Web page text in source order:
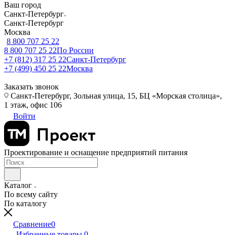
Ваш город
Санкт-Петербург
Санкт-Петербург
Москва
8 800 707 25 22
8 800 707 25 22По России
+7 (812) 317 25 22Санкт-Петербург
+7 (499) 450 25 22Москва
Заказать звонок
Санкт-Петербург, Зольная улица, 15, БЦ «Морская столица»,
1 этаж, офис 106
Войти
Проектирование и оснащение предприятий питания
Каталог
По всему сайту
По каталогу
Сравнение0